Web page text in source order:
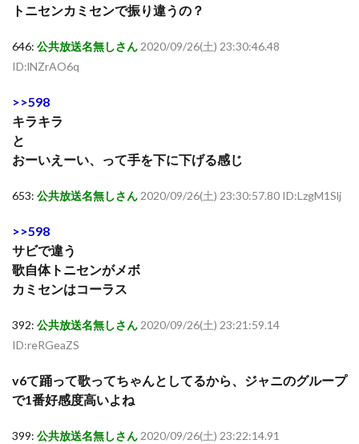
トニセンカミセンで振り違うの？
646: 公共放送名無しさん2020/09/26(土) 23:30:46.48
ID:lNZrAO6q
>>598
キラキラ
と
おーいえーい、って手を下に下げる感じ
653: 公共放送名無しさん2020/09/26(土) 23:30:57.80 ID:LzgM1Slj
>>598
サビで違う
歌自体トニセンがメボ
カミセンはコーラス
392: 公共放送名無しさん2020/09/26(土) 23:21:59.14
ID:reRGeaZS
v6て踊って歌ってちゃんとしてるから、ジャニのグループ
で1番好感度高いよね
399: 公共放送名無しさん2020/09/26(土) 23:22:14.91